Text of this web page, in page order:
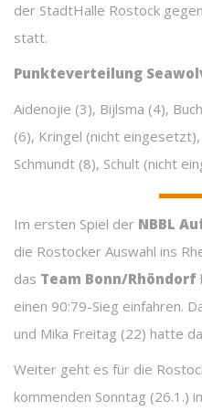
der StadtHalle Rostock
statt.
Punkteverteilung
Aidenojie (3), Bijlsma (4),
(6), Kringel (nicht
Schmundt (8), Schult (nicht
Im ersten Spiel der NBBL
die Rostocker Auswahl ins
das Team Bonn/Rhöndorf
einen 90:79-Sieg einfahren.
und Mika Freitag (22) hatte
Weiter geht es für die
kommenden Sonntag (26.1.)